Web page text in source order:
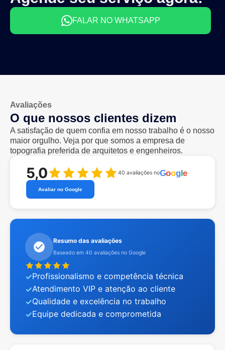
FALAR NO WHATSAPP
Avaliações
O que nossos clientes dizem
A satisfação de quem confia em nosso trabalho é o nosso
maior orgulho. Veja por que somos a empresa de
topografia preferida de arquitetos e engenheiros.
5,0 40 avaliações noGoogle
Avaliar no Google
Resumo das avaliações
Baseado em 40 avaliações no Google
Profissionalismo e competência técnica
Atendimento VIP e atenção ao cliente
Qualidade e excelência no trabalho
Equipe dedicada e comprometida